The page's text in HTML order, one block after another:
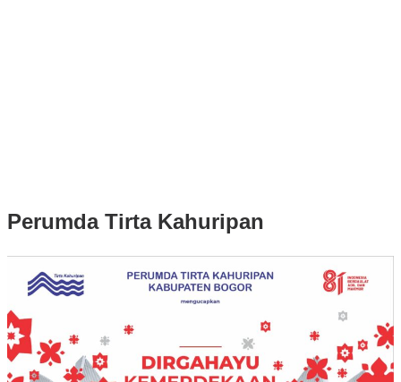
Perumda Tirta Kahuripan